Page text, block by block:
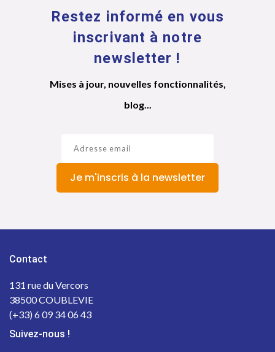
Restez informé en vous
inscrivant à notre
newsletter !
Mises à jour, nouvelles fonctionnalités,
blog...
Je m'inscris à la newsletter
Contact
131 rue du Vercors
38500 COUBLEVIE
(+33) 6 09 34 06 43
Suivez-nous !